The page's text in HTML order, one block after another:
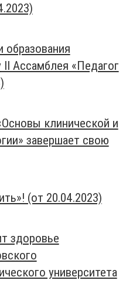
образования
Ассамблея «Педагог
клинической и
завершает свою
(от 20.04.2023)
здоровье
университета